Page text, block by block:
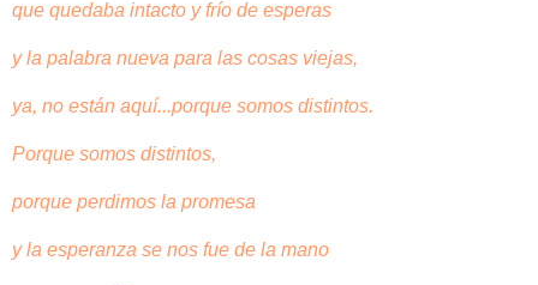
que quedaba intacto y frío de esperas
y la palabra nueva para las cosas viejas,
ya, no están aquí...porque somos distintos.
Porque somos distintos,
porque perdimos la promesa
y la esperanza se nos fue de la mano